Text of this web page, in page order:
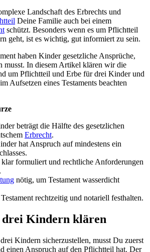
Landschaft des Erbrechts und
Deine Familie auch bei einem
schützt. Besonders wenn es um Pflichtteil
geht, ist es wichtig, gut informiert zu sein.
haben Kinder gesetzliche Ansprüche,
musst. In diesem Artikel klären wir die
um Pflichtteil und Erbe für drei Kinder und
Aufsetzen eines Testaments beachten
beträgt die Hälfte des gesetzlichen
Erbrecht.
hat Anspruch auf mindestens ein
klar formuliert und rechtliche Anforderungen
nötig, um Testament wasserdicht
rechtzeitig und notariell festhalten.
Kindern klären
Kindern sicherzustellen, musst Du zuerst
einen Anspruch auf den Pflichtteil hat. Der